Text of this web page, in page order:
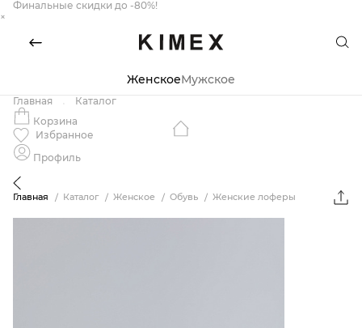
Финальные скидки до -80%!
×
ЖенскоеМужское
Главная
Каталог
Корзина
Избранное
Профиль
Главная Каталог Женское Обувь Женские лоферы